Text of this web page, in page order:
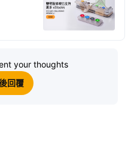
your thoughts
回覆